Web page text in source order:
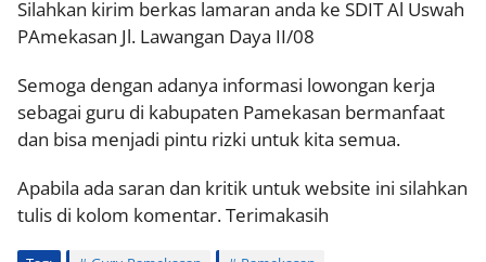
Silahkan kirim berkas lamaran anda ke SDIT Al Uswah
PAmekasan Jl. Lawangan Daya II/08
Semoga dengan adanya informasi lowongan kerja
sebagai guru di kabupaten Pamekasan bermanfaat
dan bisa menjadi pintu rizki untuk kita semua.
Apabila ada saran dan kritik untuk website ini silahkan
tulis di kolom komentar. Terimakasih